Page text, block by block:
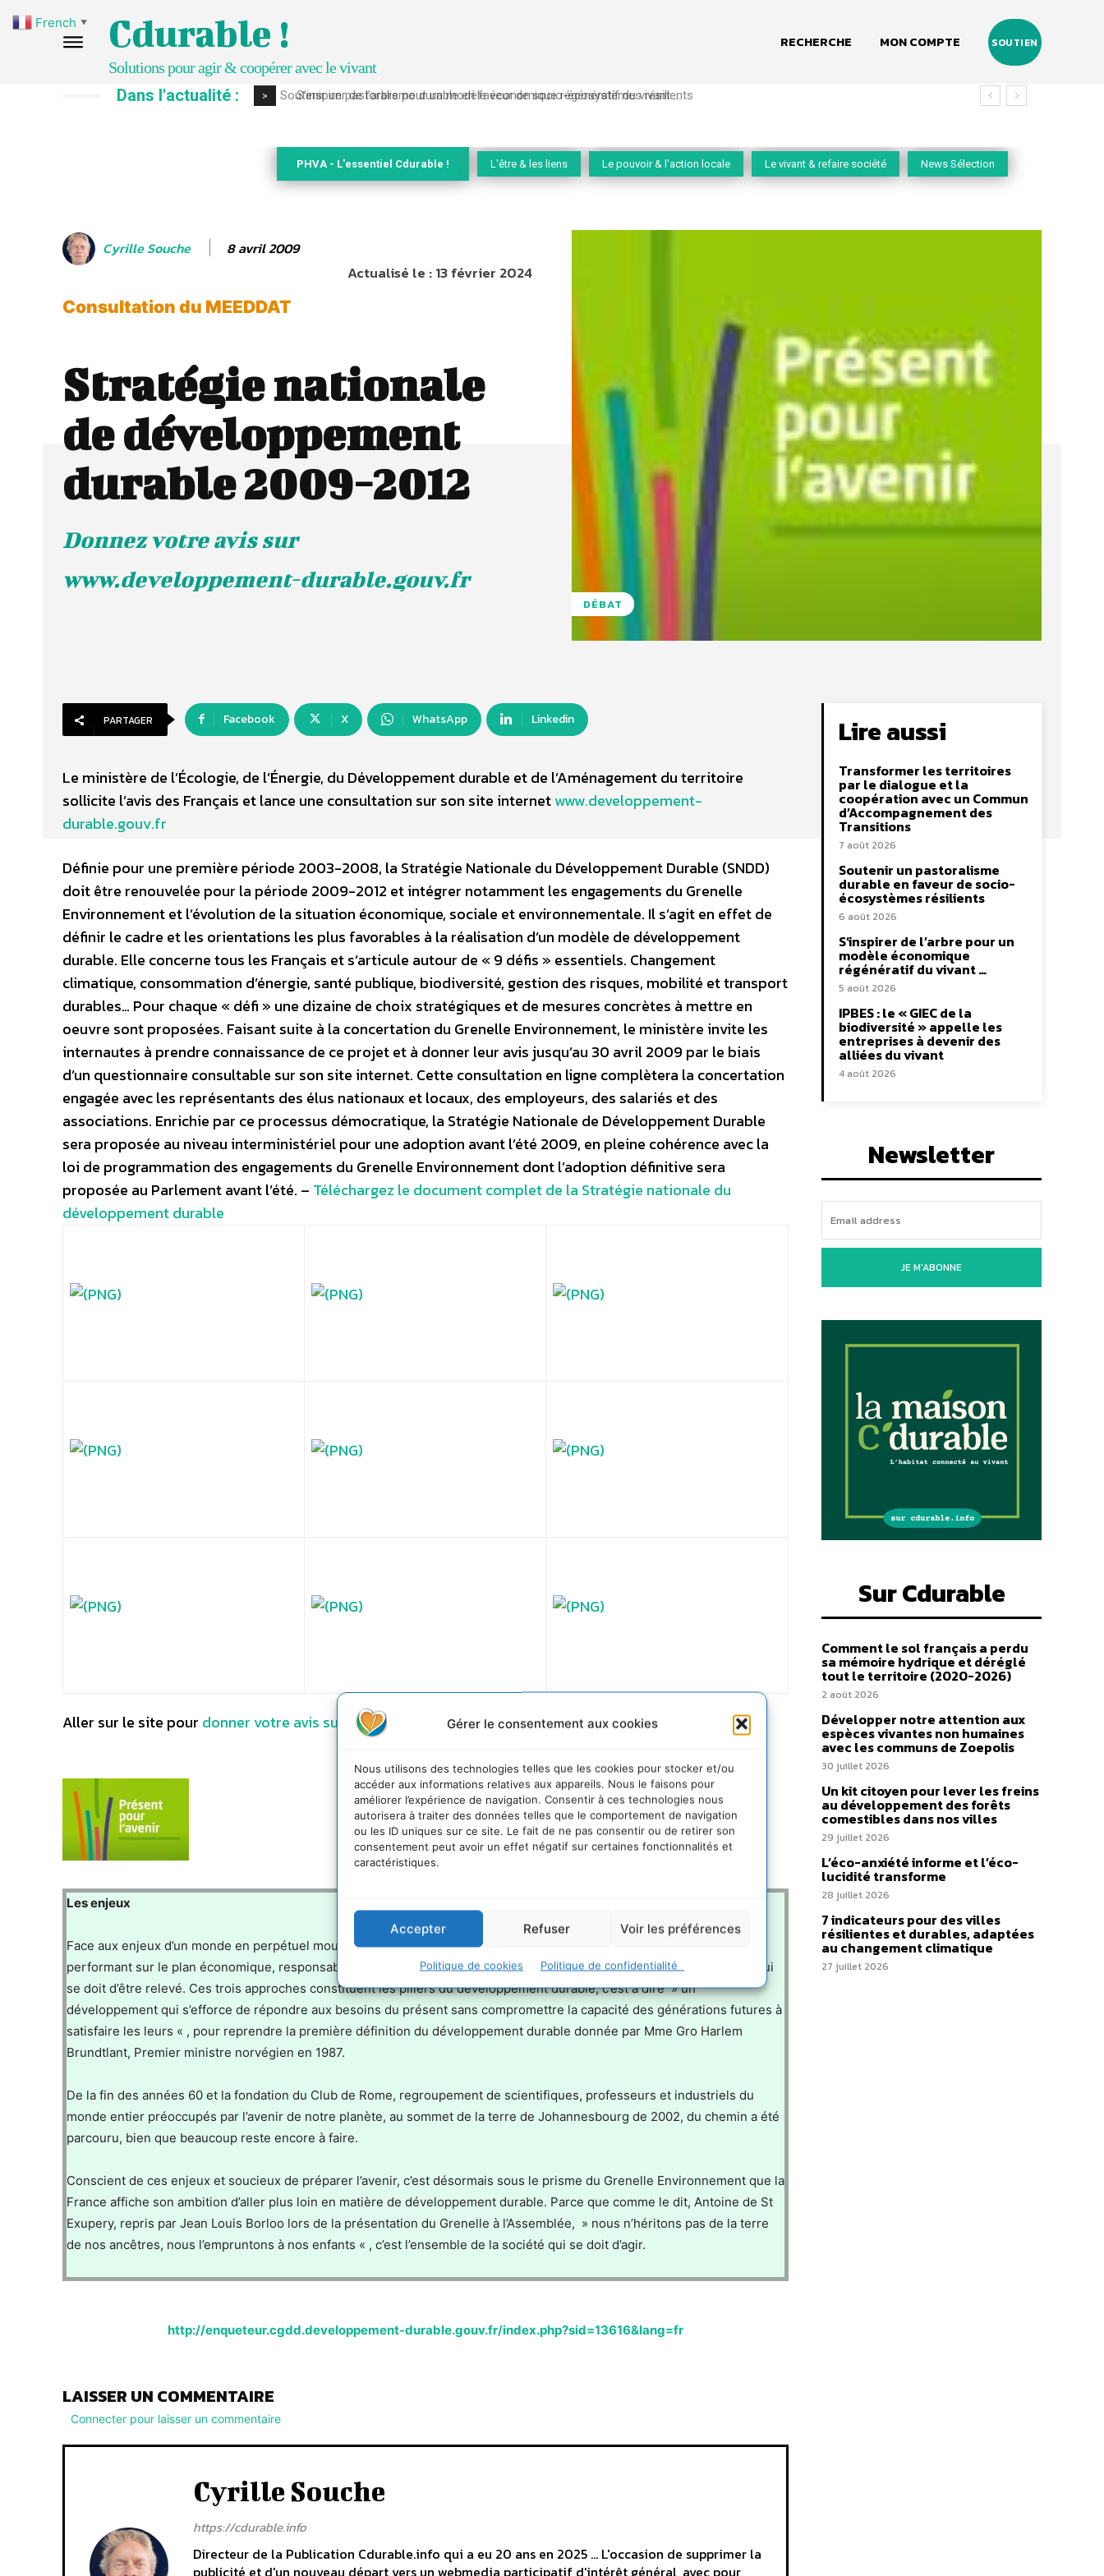
Gérer le consentement aux cookies
Nous utilisons des technologies telles que les cookies pour stocker et/ou
accéder aux informations relatives aux appareils. Nous le faisons pour
améliorer l’expérience de navigation. Consentir à ces technologies nous
autorisera à traiter des données telles que le comportement de navigation
ou les ID uniques sur ce site. Le fait de ne pas consentir ou de retirer son
consentement peut avoir un effet négatif sur certaines fonctionnalités et
caractéristiques.
Accepter Refuser Voir les préférences
Politique de cookies Politique de confidentialité
Cdurable !
Solutions pour agir & coopérer avec le vivant
RECHERCHE MON COMPTE SOUTIEN
Dans l'actualité : > S’inspirer de l’arbre pour un modèle économique régénératif du vivant …
PHVA - L'essentiel Cdurable ! L'être & les liens Le pouvoir & l'action locale Le vivant & refaire société News Sélection
Cyrille Souche 8 avril 2009
Actualisé le :13 février 2024
Consultation du MEEDDAT
Stratégie nationale
de développement
durable 2009-2012
Donnez votre avis sur
www.developpement-durable.gouv.fr
DÉBAT
PARTAGER Facebook X WhatsApp Linkedin
Le ministère de l’Écologie, de l’Énergie, du Développement durable et de l’Aménagement du territoire
sollicite l’avis des Français et lance une consultation sur son site internetwww.developpement-
durable.gouv.fr
Définie pour une première période 2003-2008, la Stratégie Nationale du Développement Durable (SNDD)
doit être renouvelée pour la période 2009-2012 et intégrer notamment les engagements du Grenelle
Environnement et l’évolution de la situation économique, sociale et environnementale. Il s’agit en effet de
définir le cadre et les orientations les plus favorables à la réalisation d’un modèle de développement
durable. Elle concerne tous les Français et s’articule autour de « 9 défis » essentiels. Changement
climatique, consommation d’énergie, santé publique, biodiversité, gestion des risques, mobilité et transport
durables… Pour chaque « défi » une dizaine de choix stratégiques et de mesures concrètes à mettre en
oeuvre sont proposées. Faisant suite à la concertation du Grenelle Environnement, le ministère invite les
internautes à prendre connaissance de ce projet et à donner leur avis jusqu’au 30 avril 2009 par le biais
d’un questionnaire consultable sur son site internet. Cette consultation en ligne complètera la concertation
engagée avec les représentants des élus nationaux et locaux, des employeurs, des salariés et des
associations. Enrichie par ce processus démocratique, la Stratégie Nationale de Développement Durable
sera proposée au niveau interministériel pour une adoption avant l’été 2009, en pleine cohérence avec la
loi de programmation des engagements du Grenelle Environnement dont l’adoption définitive sera
proposée au Parlement avant l’été. – Téléchargez le document complet de la Stratégie nationale du
développement durable
Aller sur le site pour donner votre avis sur le ou les défis de votre choix
Les enjeux
Face aux enjeux d’un monde en perpétuel mouvement, mettre en place les modalités d’un développement à la fois
performant sur le plan économique, responsable sur le plan social et respectueux de notre environnement est un défi qui
se doit d’être relevé. Ces trois approches constituent les piliers du développement durable, c’est à dire » un
développement qui s’efforce de répondre aux besoins du présent sans compromettre la capacité des générations futures à
satisfaire les leurs « , pour reprendre la première définition du développement durable donnée par Mme Gro Harlem
Brundtlant, Premier ministre norvégien en 1987.
De la fin des années 60 et la fondation du Club de Rome, regroupement de scientifiques, professeurs et industriels du
monde entier préoccupés par l’avenir de notre planète, au sommet de la terre de Johannesbourg de 2002, du chemin a été
parcouru, bien que beaucoup reste encore à faire.
Conscient de ces enjeux et soucieux de préparer l’avenir, c’est désormais sous le prisme du Grenelle Environnement que la
France affiche son ambition d’aller plus loin en matière de développement durable. Parce que comme le dit, Antoine de St
Exupery, repris par Jean Louis Borloo lors de la présentation du Grenelle à l’Assemblée, » nous n’héritons pas de la terre
de nos ancêtres, nous l’empruntons à nos enfants « , c’est l’ensemble de la société qui se doit d’agir.
http://enqueteur.cgdd.developpement-durable.gouv.fr/index.php?sid=13616&lang=fr
LAISSER UN COMMENTAIRE
Connecter pour laisser un commentaire
Cyrille Souche
https://cdurable.info
Directeur de la Publication Cdurable.info qui a eu 20 ans en 2025 ... L'occasion de supprimer la
publicité et d'un nouveau départ vers un webmedia participatif d'intérêt général, avec pour
Lire aussi
Transformer les territoires
par le dialogue et la
coopération avec un Commun
d’Accompagnement des
Transitions
7 août 2026
Soutenir un pastoralisme
durable en faveur de socio-
écosystèmes résilients
6 août 2026
S’inspirer de l’arbre pour un
modèle économique
régénératif du vivant …
5 août 2026
IPBES : le « GIEC de la
biodiversité » appelle les
entreprises à devenir des
alliées du vivant
4 août 2026
Newsletter
JE M'ABONNE
Sur Cdurable
Comment le sol français a perdu
sa mémoire hydrique et déréglé
tout le territoire (2020-2026)
2 août 2026
Développer notre attention aux
espèces vivantes non humaines
avec les communs de Zoepolis
30 juillet 2026
Un kit citoyen pour lever les freins
au développement des forêts
comestibles dans nos villes
29 juillet 2026
L’éco-anxiété informe et l’éco-
lucidité transforme
28 juillet 2026
7 indicateurs pour des villes
résilientes et durables, adaptées
au changement climatique
27 juillet 2026
French ▼